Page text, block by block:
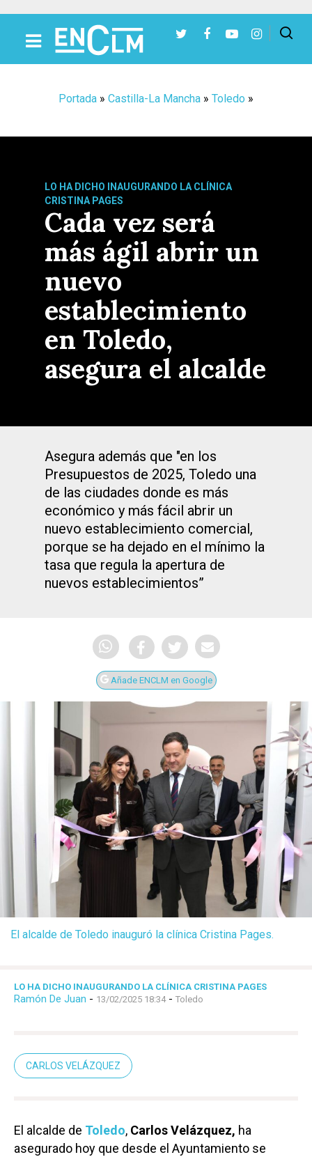
Portada » Castilla-La Mancha » Toledo »
LO HA DICHO INAUGURANDO LA CLÍNICA
CRISTINA PAGES
Cada vez será
más ágil abrir un
nuevo
establecimiento
en Toledo,
asegura el alcalde
Asegura además que "en los
Presupuestos de 2025, Toledo una
de las ciudades donde es más
económico y más fácil abrir un
nuevo establecimiento comercial,
porque se ha dejado en el mínimo la
tasa que regula la apertura de
nuevos establecimientos”
Añade ENCLM en Google
El alcalde de Toledo inauguró la clínica Cristina Pages.
LO HA DICHO INAUGURANDO LA CLÍNICA CRISTINA PAGES
Ramón De Juan - 13/02/2025 18:34- Toledo
CARLOS VELÁZQUEZ
El alcalde de Toledo, Carlos Velázquez, ha
asegurado hoy que desde el Ayuntamiento se